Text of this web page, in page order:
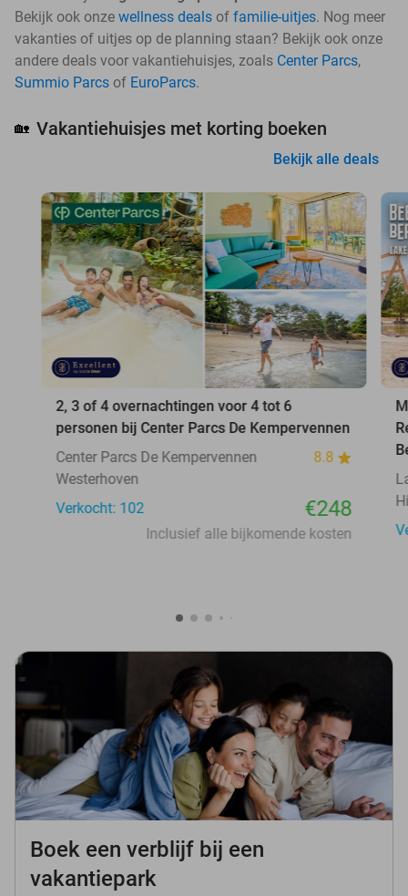
Bekijk ook onze wellness deals of familie-uitjes. Nog meer
vakanties of uitjes op de planning staan? Bekijk ook onze
andere deals voor vakantiehuisjes, zoals Center Parcs,
Summio Parcs of EuroParcs.
🏡 Vakantiehuisjes met korting boeken
Bekijk alle deals
2, 3 of 4 overnachtingen voor 4 tot 6
personen bij Center Parcs De Kempervennen
Center Parcs De Kempervennen
8.8
Westerhoven
Verkocht: 102
€248
Inclusief alle bijkomende kosten
Boek een verblijf bij een
vakantiepark